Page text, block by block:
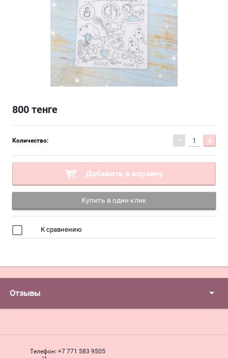
800 тенге
Количество: − +
Добавить в корзину
Купить в один клик
К сравнению
Отзывы
Телефон: +7 771 583 9505